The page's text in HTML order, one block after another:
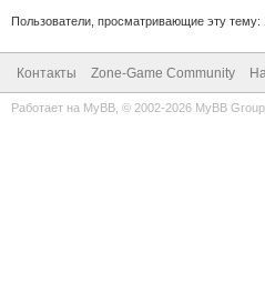
Пользователи, просматривающие эту тему:
Контакты Zone-Game Community
Работает на MyBB , © 2002-2026 MyBB Group